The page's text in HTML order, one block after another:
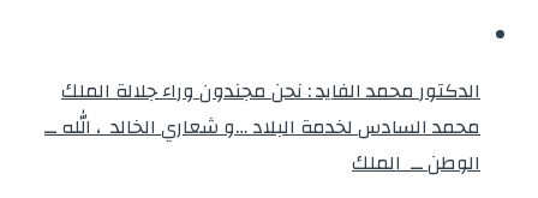
الدكتور محمد الفايد : نحن مجندون وراء جلالة الملك
محمد السادس لخدمة البلاد …و شعاري الخالد ، الله ــ
الوطن ــ الملك